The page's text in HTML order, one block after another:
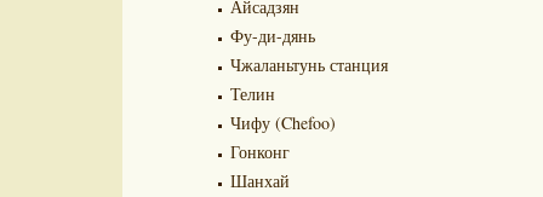
Айсадзян
Фу-ди-дянь
Чжаланьтунь станция
Телин
Чифу (Chefoo)
Гонконг
Шанхай